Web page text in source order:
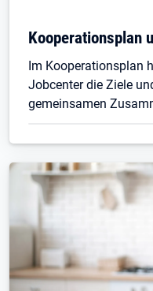
Kooperationsplan
Im Kooperationsplan
Jobcenter die Ziele
gemeinsamen